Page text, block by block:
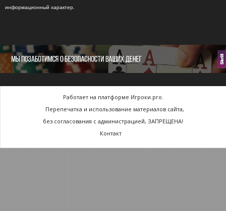
информационный характер.
Работает на платформе Игроки.pro.
Перепечатка и использование материалов сайта,
без согласования с администрацией, ЗАПРЕЩЕНА!
Контакт